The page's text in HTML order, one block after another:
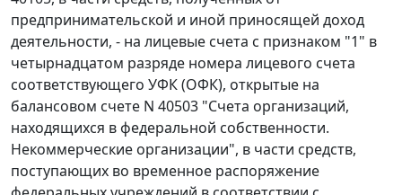
предпринимательской и иной приносящей доход
деятельности, - на лицевые счета с признаком "1" в
четырнадцатом разряде номера лицевого счета
соответствующего УФК (ОФК), открытые на
балансовом счете N 40503 "Счета организаций,
находящихся в федеральной собственности.
Некоммерческие организации", в части средств,
поступающих во временное распоряжение